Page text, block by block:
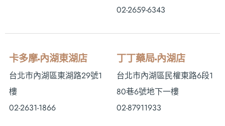
02-2659-6343
卡多摩-內湖東湖店
台北市內湖區東湖路29號1
樓
02-2631-1866
丁丁藥局-內湖店
台北市內湖區民權東路6段1
80巷6號地下一樓
02-87911933